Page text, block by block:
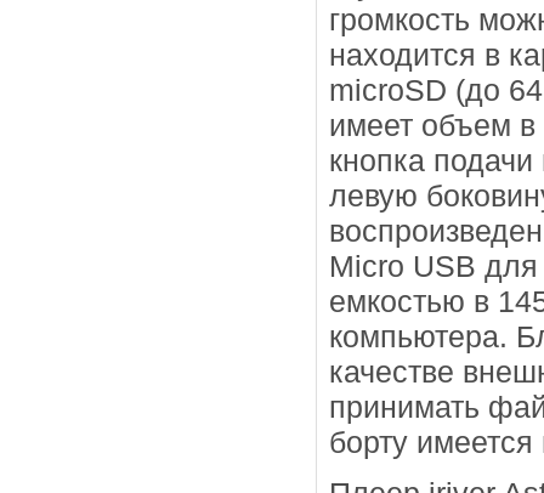
громкость
находится в
microSD (до
имеет объем
кнопка
левую
Micro USB для
емкостью в
компьютера.
качестве
принимать
борту